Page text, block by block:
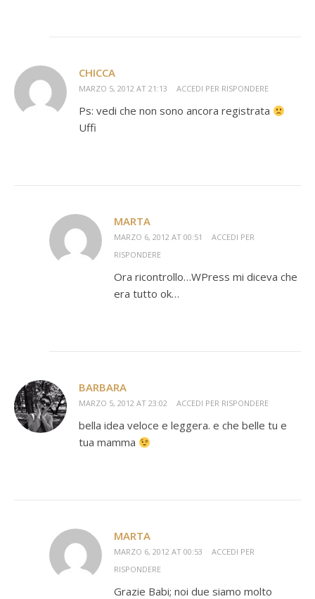
CHICCA
MARZO 5, 2012 AT 21:13 ACCEDI PER RISPONDERE
Ps: vedi che non sono ancora registrata
Uffi
MARTA
MARZO 6, 2012 AT 00:51
ACCEDI PER
RISPONDERE
Ora ricontrollo…WPress mi diceva che
era tutto ok…
BARBARA
MARZO 5, 2012 AT 23:02 ACCEDI PER RISPONDERE
bella idea veloce e leggera. e che belle tu e
tua mamma
MARTA
MARZO 6, 2012 AT 00:53
ACCEDI PER
RISPONDERE
Grazie Babi; noi due siamo molto